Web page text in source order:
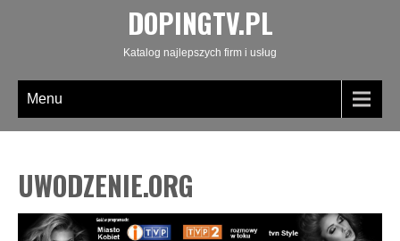
DOPINGTV.PL
Katalog najlepszych firm i usług
Menu
UWODZENIE.ORG